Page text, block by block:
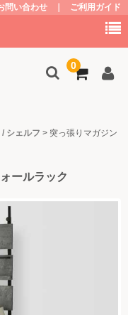
問い合わせ ご利用ガイド
0
/ シェルフ > 突っ張りマガジン
ールラック